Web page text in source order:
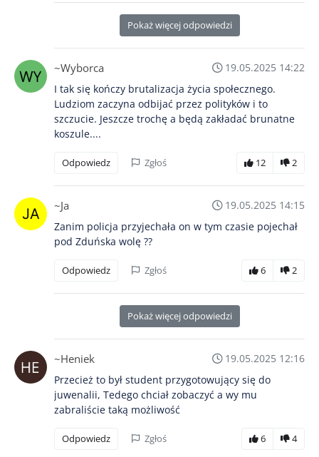
Pokaż więcej odpowiedzi
~Wyborca
19.05.2025 14:22
I tak się kończy brutalizacja życia społecznego.
Ludziom zaczyna odbijać przez polityków i to
szczucie. Jeszcze trochę a będą zakładać brunatne
koszule....
Odpowiedz Zgłoś 12 2
~Ja
19.05.2025 14:15
Zanim policja przyjechała on w tym czasie pojechał
pod Zduńska wolę ??
Odpowiedz Zgłoś 6 2
Pokaż więcej odpowiedzi
~Heniek
19.05.2025 12:16
Przecież to był student przygotowujący się do
juwenalii, Tedego chciał zobaczyć a wy mu
zabraliście taką możliwość
Odpowiedz Zgłoś 6 4